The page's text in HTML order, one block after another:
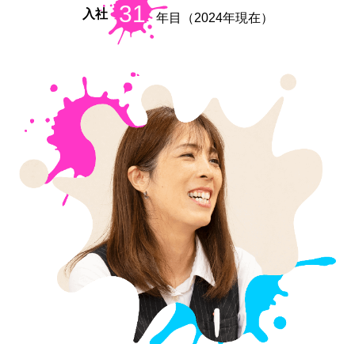
入社 31 年目（2024年現在）